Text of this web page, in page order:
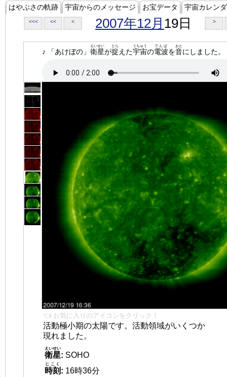
はやぶさの軌跡 宇宙からのメッセージ お宝データ 宇宙カレン
<<< << < 2007年12月 19日 >
♪ 「あけぼの」 衛星
えいせい
が捉
とら
えた宇宙
うちゅう
の電波
でんぱ
を音
おと
にしました。
👈 お気に入りのアイコンをクリック！
活動極小期の太陽です。活動領域がいくつか
現れました。
衛星
えいせい
: SOHO
時刻
じこく
: 16時36分